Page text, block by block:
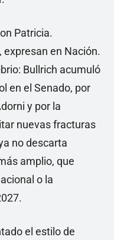
Patricia.
expresan en Nación.
Bullrich acumuló
en el Senado, por
y por la
nuevas fracturas
no descarta
amplio, que
o la
el estilo de